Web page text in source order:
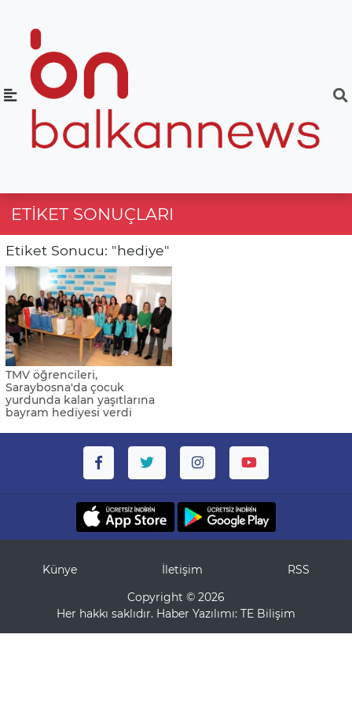
ETIKET SONUÇLARI
Etiket Sonucu: "hediye"
TMV öğrencileri,
Saraybosna'da çocuk
yurdunda kalan yaşıtlarına
bayram hediyesi verdi
Künye İletişim
RSS
Copyright © 2026
Her hakkı saklıdır. Haber Yazılımı: TE Bilişim